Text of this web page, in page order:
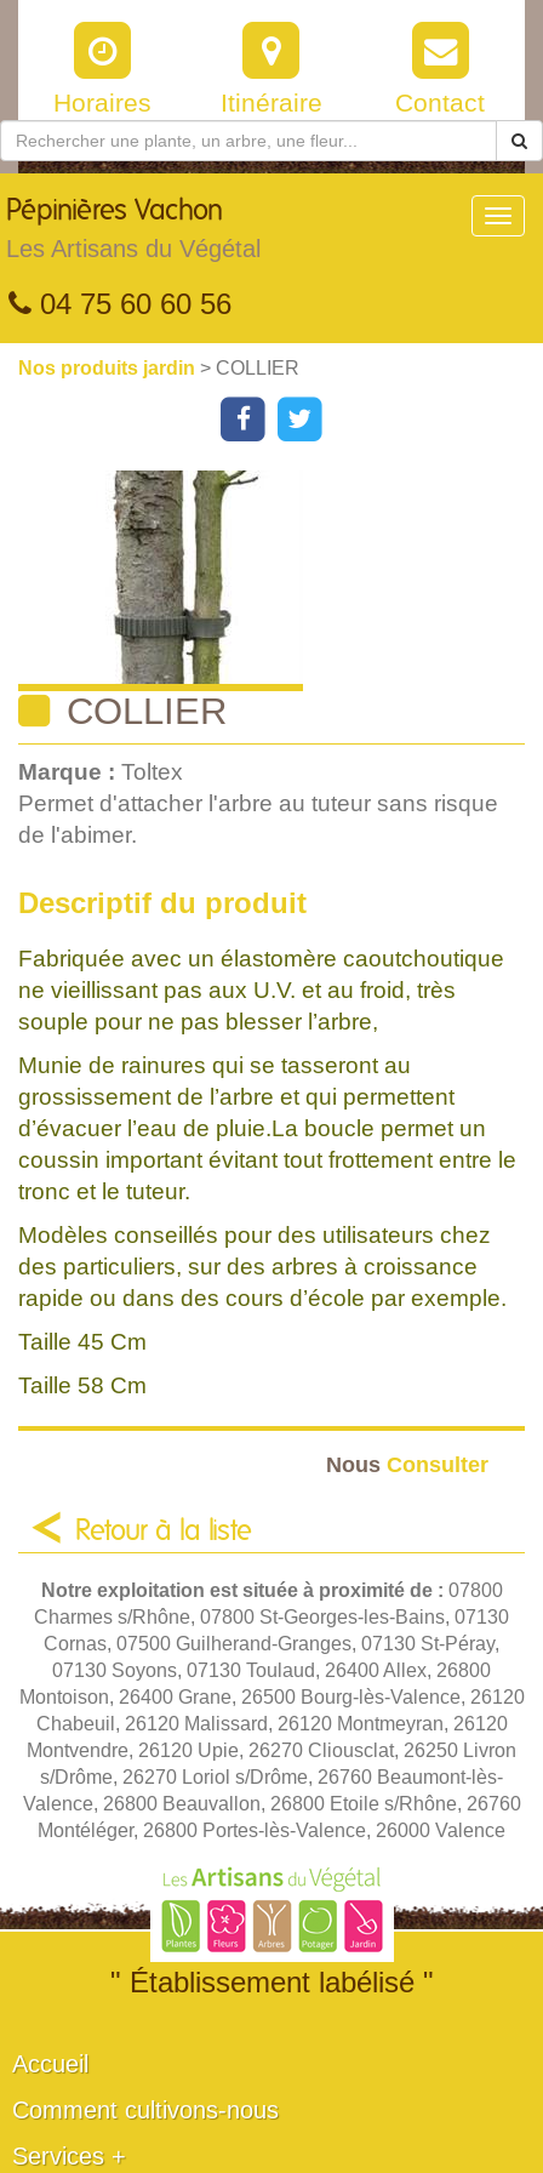
Horaires Itinéraire Contact
Pépinières Vachon
Les Artisans du Végétal
04 75 60 60 56
Nos produits jardin > COLLIER
COLLIER
Marque : Toltex
Permet d'attacher l'arbre au tuteur sans risque
de l'abimer.
Descriptif du produit
Fabriquée avec un élastomère caoutchoutique
ne vieillissant pas aux U.V. et au froid, très
souple pour ne pas blesser l’arbre,
Munie de rainures qui se tasseront au
grossissement de l’arbre et qui permettent
d’évacuer l’eau de pluie.La boucle permet un
coussin important évitant tout frottement entre le
tronc et le tuteur.
Modèles conseillés pour des utilisateurs chez
des particuliers, sur des arbres à croissance
rapide ou dans des cours d’école par exemple.
Taille 45 Cm
Taille 58 Cm
Nous Consulter
Retour à la liste
Notre exploitation est située à proximité de : 07800
Charmes s/Rhône, 07800 St-Georges-les-Bains, 07130
Cornas, 07500 Guilherand-Granges, 07130 St-Péray,
07130 Soyons, 07130 Toulaud, 26400 Allex, 26800
Montoison, 26400 Grane, 26500 Bourg-lès-Valence, 26120
Chabeuil, 26120 Malissard, 26120 Montmeyran, 26120
Montvendre, 26120 Upie, 26270 Cliousclat, 26250 Livron
s/Drôme, 26270 Loriol s/Drôme, 26760 Beaumont-lès-
Valence, 26800 Beauvallon, 26800 Etoile s/Rhône, 26760
Montéléger, 26800 Portes-lès-Valence, 26000 Valence
" Établissement labélisé "
Accueil
Comment cultivons-nous
Services +